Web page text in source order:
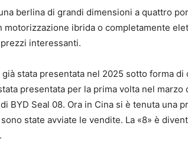
berlina di grandi dimensioni a quattro
ibrida o completamente
interessanti.
già stata presentata nel 2025 sotto forma
presentata per la prima volta nel marzo
BYD Seal 08. Ora in Cina si è tenuta una
state avviate le vendite. La «8» è